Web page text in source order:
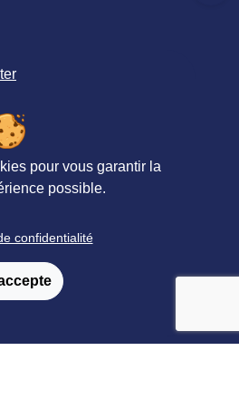
pour vous garantir la
possible.
confidentialité